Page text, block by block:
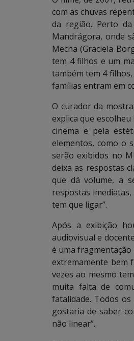
com as chuvas
da região. Perto
Mandrágora, onde
Mecha (Graciela
tem 4 filhos e um
também tem 4
famílias entram em
O curador da
explica que
cinema e pela
elementos, como o
serão exibidos no
deixa as respostas
que dá volume, a
respostas
tem que ligar”.
Após a exibição
audiovisual e
é uma fragmentação
extremamente bem
vezes ao mesmo
muita falta de
fatalidade. Todos
gostaria de saber
não linear”.